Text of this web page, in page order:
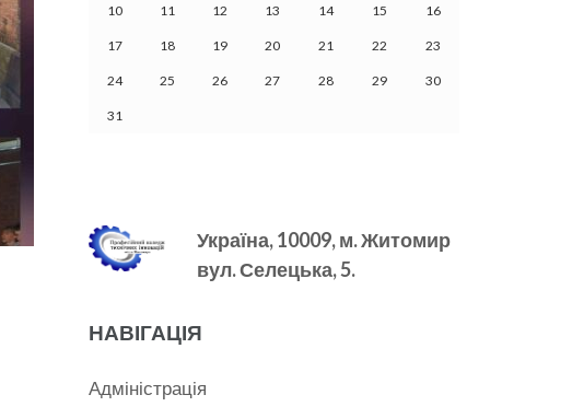
10 11 12 13 14 15 16
17 18 19 20 21 22 23
24 25 26 27 28 29 30
31
Україна, 10009, м.Житомир
вул. Селецька, 5.
НАВІГАЦІЯ
Адміністрація